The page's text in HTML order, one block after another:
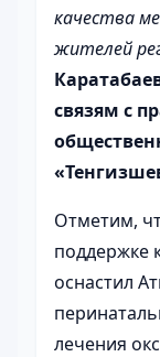
качества
жителей
связям с
Отметим,
поддержке
оснастил
лечения